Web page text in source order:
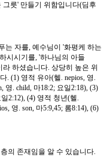
그릇' 만들기 위함입니다(딤후
는 자를, 예수님이 '화평케 하는
시시기를, '하나님의 아들
라 하셨습니다. 상당히 높은 위
. (1) 영적 유아(헬. nepios, 영.
영. child, 마18:2; 요일2:18), (3)
일2:12), (4) 영적 청년(헬.
영. son, 마5:9,45; 롬8:14), (6)
의 존재임을 알 수 있습니다.